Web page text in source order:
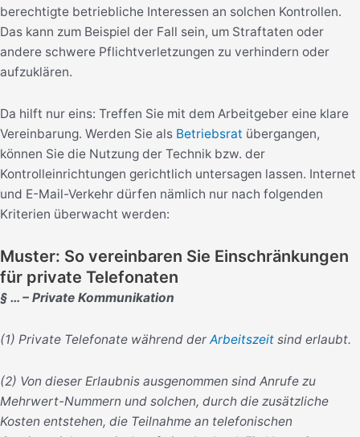
berechtigte betriebliche Interessen an solchen Kontrollen.
Das kann zum Beispiel der Fall sein, um Straftaten oder
andere schwere Pflichtverletzungen zu verhindern oder
aufzuklären.
Da hilft nur eins: Treffen Sie mit dem Arbeitgeber eine klare
Vereinbarung. Werden Sie als Betriebsrat übergangen,
können Sie die Nutzung der Technik bzw. der
Kontrolleinrichtungen gerichtlich untersagen lassen. Internet
und E-Mail-Verkehr dürfen nämlich nur nach folgenden
Kriterien überwacht werden:
Muster: So vereinbaren Sie Einschränkungen
für private Telefonaten
§ … – Private Kommunikation
(1) Private Telefonate während der Arbeitszeit sind erlaubt.
(2) Von dieser Erlaubnis ausgenommen sind Anrufe zu
Mehrwert-Nummern und solchen, durch die zusätzliche
Kosten entstehen, die Teilnahme an telefonischen